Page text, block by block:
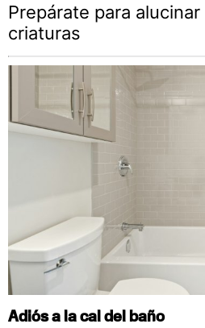
Prepárate para
criaturas
Adiós a la cal del baño